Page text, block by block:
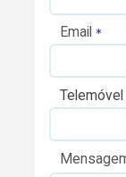
Email
Telemóvel